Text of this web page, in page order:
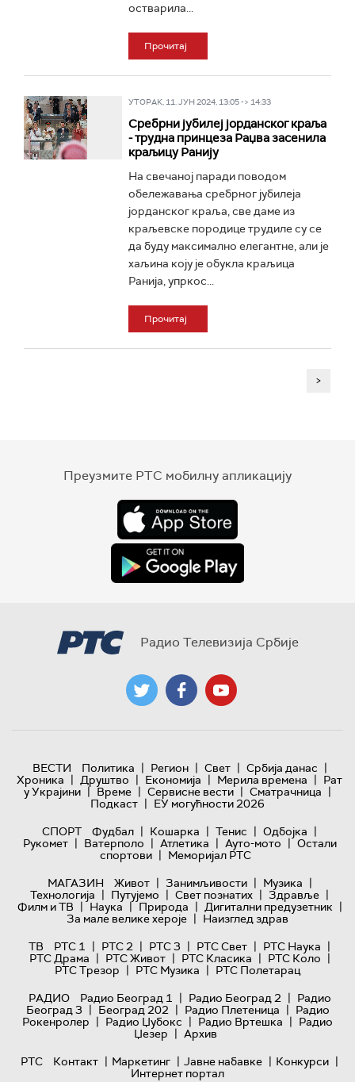
остварила...
Прочитај
УТОРАК, 11. ЈУН 2024, 13:05 -> 14:33
Сребрни јубилеј јорданског краља
- трудна принцеза Раџва засенила
краљицу Ранију
На свечаној паради поводом
обележавања сребрног јубилеја
јорданског краља, све даме из
краљевске породице трудиле су се
да буду максимално елегантне, али је
хаљина коју је обукла краљица
Ранија, упркос...
Прочитај
>
Преузмите РТС мобилну апликацију
Радио Телевизија Србије
ВЕСТИ Политика | Регион | Свет | Србија данас |
Хроника | Друштво | Економија | Мерила времена | Рат
у Украјини | Време | Сервисне вести | Сматрачница |
Подкаст | ЕУ могућности 2026
СПОРТ
Фудбал | Кошарка | Тенис | Одбојка |
Рукомет | Ватерполо | Атлетика | Ауто-мото | Остали
спортови | Меморијал РТС
МАГАЗИН
Живот | Занимљивости | Музика |
Технологијa | Путујемо | Свет познатих | Здравље |
Филм и ТВ | Наука | Природа | Дигитални предузетник |
За мале велике хероје | Наизглед здрав
ТВ
РТС 1 | РТС 2 | РТС 3 | РТС Свет | РТС Наука |
РТС Драма | РТС Живот | РТС Класика | РТС Коло |
РТС Трезор | РТС Музика | РТС Полетарац
РАДИО
Радио Београд 1 | Радио Београд 2 | Радио
Београд 3 | Београд 202 | Радио Плетеница | Радио
Рокенролер | Радио Џубокс | Радио Вртешка | Радио
Џезер | Архив
РТС
Контакт | Маркетинг | Јавне набавке | Конкурси |
Интернет портал